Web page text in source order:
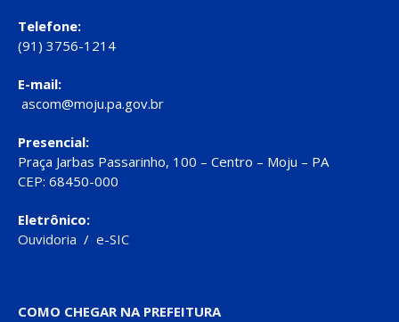
Telefone:
(91) 3756-1214
E-mail:
ascom@moju.pa.gov.br
Presencial:
Praça Jarbas Passarinho, 100 – Centro – Moju – PA
CEP: 68450-000
Eletrônico:
Ouvidoria / e-SIC
COMO CHEGAR NA PREFEITURA